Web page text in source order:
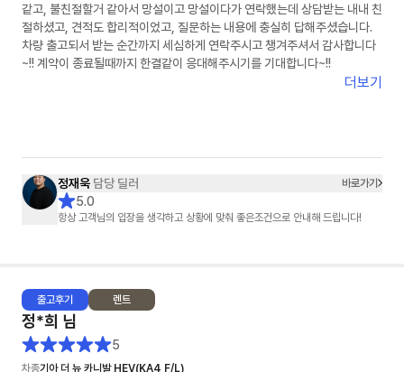
같고, 불친절할거 같아서 망설이고 망설이다가 연락했는데 상담받는 내내 친
절하셨고, 견적도 합리적이었고, 질문하는 내용에 충실히 답해주셨습니다.
차량 출고되서 받는 순간까지 세심하게 연락주시고 챙겨주셔서 감사합니다
~!! 계약이 종료될때까지 한결같이 응대해주시기를 기대합니다~!!
더보기
정재욱 담당 딜러 바로가기
5.0
항상 고객님의 입장을 생각하고 상황에 맞춰 좋은조건으로 안내해 드립니다!
출고후기 렌트
정*희 님
5
차종기아 더 뉴 카니발 HEV(KA4 F/L)